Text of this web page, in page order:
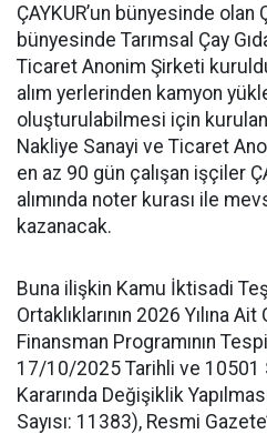
ÇAYKUR’un bünyesinde olan
bünyesinde Tarımsal Çay
Ticaret Anonim Şirketi
alım yerlerinden kamyon
oluşturulabilmesi için kurulan
Nakliye Sanayi ve Ticaret
en az 90 gün çalışan işçiler
alımında noter kurası ile
kazanacak.
Buna ilişkin Kamu İktisadi
Ortaklıklarının 2026 Yılına Ait
Finansman Programının
17/10/2025 Tarihli ve 10501
Kararında Değişiklik
Sayısı: 11383), Resmi